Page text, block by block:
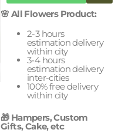
🌸 All Flowers Product:
2-3 hours
estimation delivery
within city
3-4 hours
estimation delivery
inter-cities
100% free delivery
within city
🎁 Hampers, Custom
Gifts, Cake, etc